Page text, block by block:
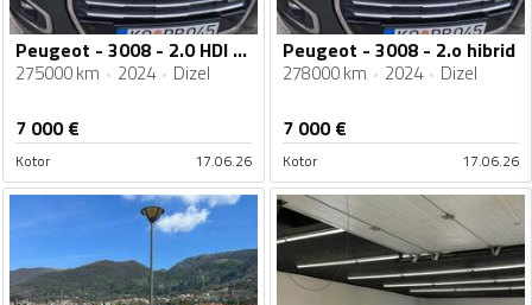
Peugeot - 3008 - 2.0 HDI hibrid
275000 km 2024 Dizel
7 000€
Kotor 17.06.26
Peugeot - 3008 - 2.o hibrid
278000 km 2024 Dizel
7 000€
Kotor 17.06.26